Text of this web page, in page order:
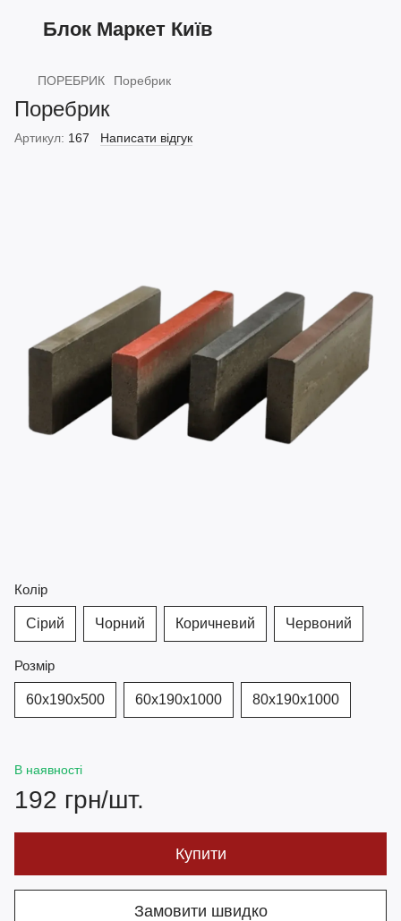
Блок Маркет Київ
ПОРЕБРИК Поребрик
Поребрик
Артикул: 167 Написати відгук
Колір
Сірий Чорний Коричневий Червоний
Розмір
60х190х500 60х190х1000 80х190х1000
В наявності
192 грн/шт.
Купити
Замовити швидко